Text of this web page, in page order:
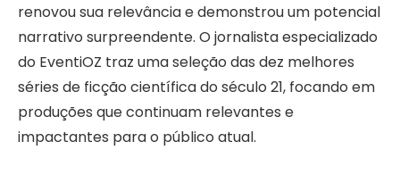
renovou sua relevância e demonstrou um potencial
narrativo surpreendente. O jornalista especializado
do EventiOZ traz uma seleção das dez melhores
séries de ficção científica do século 21, focando em
produções que continuam relevantes e
impactantes para o público atual.